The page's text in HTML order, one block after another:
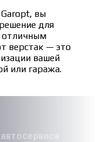
Garopt, вы
для
отличным
верстак — это
вашей
или гаража.